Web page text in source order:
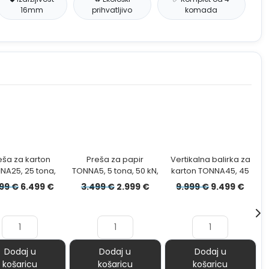
16mm
prihvatljivo
komada
za karton
25 tona,
bala 160 kg
€Izvorna
je:
6.999 €.
6.499 €Trenutna
Dodaj u
košaricu
Preša za papir
TONNA5, 5 tona, 50 kN,
bala 40kg
3.499€ Izvorna
je:
3.499 €.
2.999 €Trenutna
Dodaj u
košaricu
Vertikalna balirka za
karton TONNA45, 45
tona, 450kN, bala
450kg
9.999€Izvorna
je:
9.999 €.
9.499 €
Dodaj u
košaricu